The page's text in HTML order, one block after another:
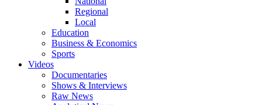
Regional
Local
Education
Business & Economics
Sports
Videos
Documentaries
Shows & Interviews
Raw News